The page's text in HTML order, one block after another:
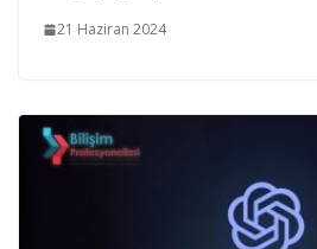
21 Haziran 2024